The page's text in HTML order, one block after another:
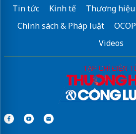
Tin tức Kinh tế Thương hiệu
Chính sách & Pháp luật
OCOP
Videos